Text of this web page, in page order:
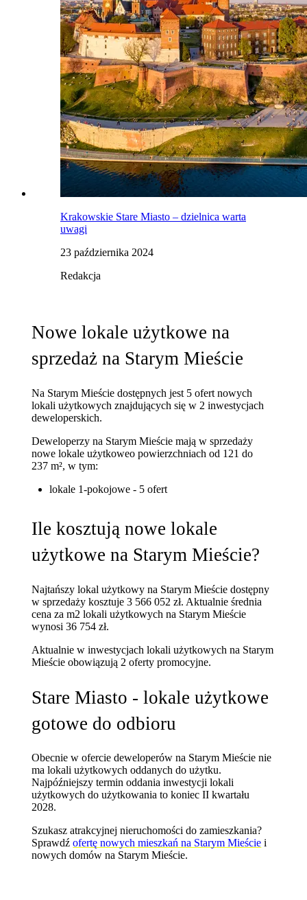
Krakowskie Stare Miasto – dzielnica warta
uwagi
23 października 2024
Redakcja
Nowe lokale użytkowe na
sprzedaż na Starym Mieście
Na Starym Mieście dostępnych jest 5 ofert nowych
lokali użytkowych znajdujących się w 2 inwestycjach
deweloperskich.
Deweloperzy na Starym Mieście mają w sprzedaży
nowe lokale użytkoweo powierzchniach od 121 do
237 m², w tym:
lokale 1-pokojowe - 5 ofert
Ile kosztują nowe lokale
użytkowe na Starym Mieście?
Najtańszy lokal użytkowy na Starym Mieście dostępny
w sprzedaży kosztuje 3 566 052 zł. Aktualnie średnia
cena za m2 lokali użytkowych na Starym Mieście
wynosi 36 754 zł.
Aktualnie w inwestycjach lokali użytkowych na Starym
Mieście obowiązują 2 oferty promocyjne.
Stare Miasto - lokale użytkowe
gotowe do odbioru
Obecnie w ofercie deweloperów na Starym Mieście nie
ma lokali użytkowych oddanych do użytku.
Najpóźniejszy termin oddania inwestycji lokali
użytkowych do użytkowania to koniec II kwartału
2028.
Szukasz atrakcyjnej nieruchomości do zamieszkania?
Sprawdźofertę nowych mieszkań na Starym Mieście i
nowych domów na Starym Mieście.